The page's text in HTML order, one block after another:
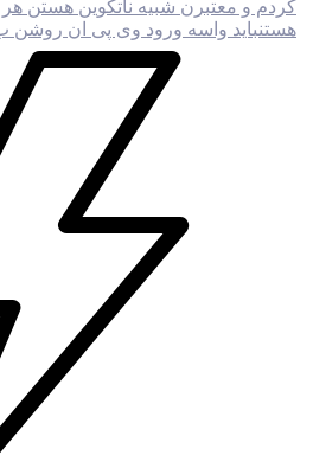
کردم و معتبرن شبیه ناتکوین هستن
هستنباید واسه ورود وی پی ان روشن